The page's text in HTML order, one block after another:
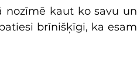
nozīmē kaut ko savu un
brīnišķīgi, ka esam